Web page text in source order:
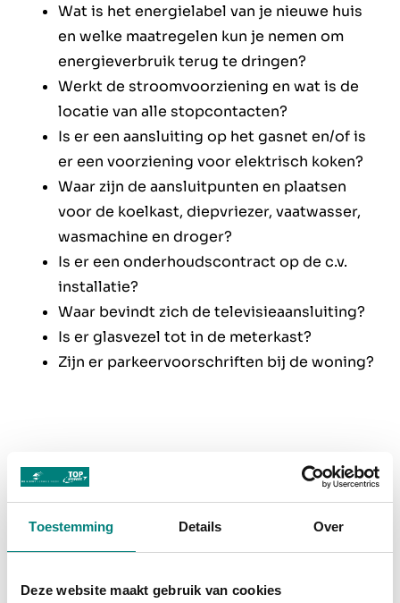
Toestemming Details Over
Deze website maakt gebruik van cookies
Wat is het energielabel van je nieuwe huis
en welke maatregelen kun je nemen om
energieverbruik terug te dringen?
Werkt de stroomvoorziening en wat is de
locatie van alle stopcontacten?
Is er een aansluiting op het gasnet en/of is
er een voorziening voor elektrisch koken?
Waar zijn de aansluitpunten en plaatsen
voor de koelkast, diepvriezer, vaatwasser,
wasmachine en droger?
Is er een onderhoudscontract op de c.v.
installatie?
Waar bevindt zich de televisieaansluiting?
Is er glasvezel tot in de meterkast?
Zijn er parkeervoorschriften bij de woning?
Dan is het tijd om weer wat praktische zaken te
regelen. Bij het kopen van een huis is het nu
belangrijk om de overdrachtsdatum te bepalen en
huurcontracten en automatische betalingen voor je